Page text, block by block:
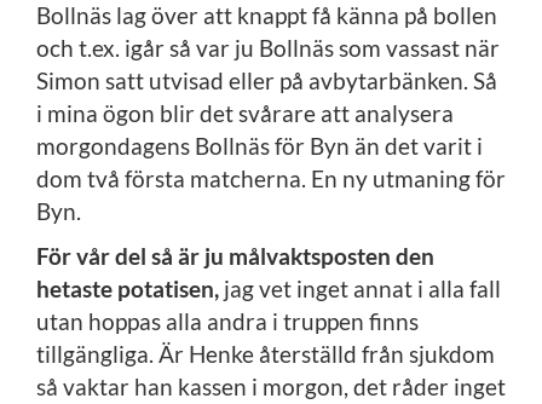
Bollnäs lag över att knappt få känna på bollen
och t.ex. igår så var ju Bollnäs som vassast när
Simon satt utvisad eller på avbytarbänken. Så
i mina ögon blir det svårare att analysera
morgondagens Bollnäs för Byn än det varit i
dom två första matcherna. En ny utmaning för
Byn.
För vår del så är ju målvaktsposten den
hetaste potatisen, jag vet inget annat i alla fall
utan hoppas alla andra i truppen finns
tillgängliga. Är Henke återställd från sjukdom
så vaktar han kassen i morgon, det råder inget